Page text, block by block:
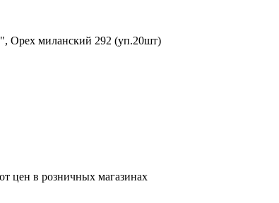
Орех миланский 292 (уп.20шт)
цен в розничных магазинах